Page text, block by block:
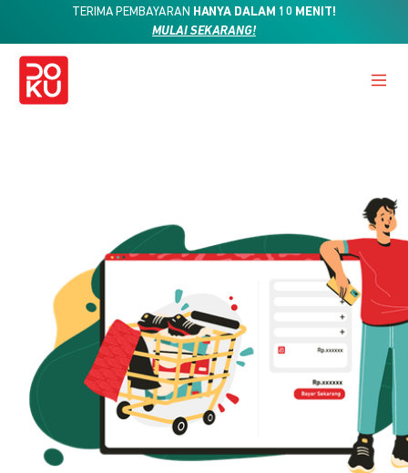
TERIMA PEMBAYARAN HANYA DALAM 10 MENIT!
MULAI SEKARANG!